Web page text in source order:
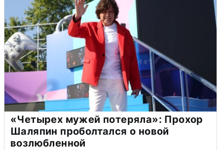
«Четырех мужей потеряла»: Прохор
Шаляпин проболтался о новой
возлюбленной